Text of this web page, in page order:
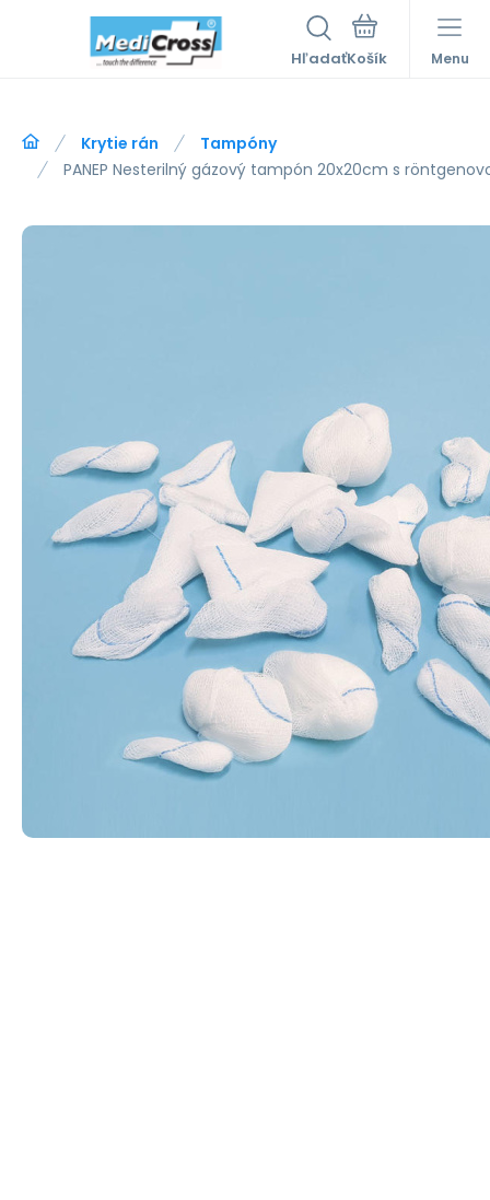
Hľadať Menu
Krytie rán
Tampóny
PANEP Nesterilný gázový tampón 20x20cm s